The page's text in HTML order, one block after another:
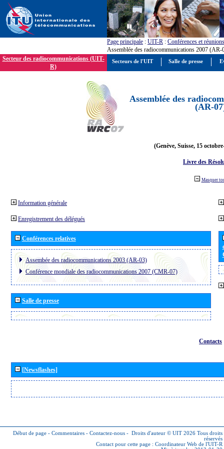
Page principale : UIT-R : Conférences et réunions
Assemblée des radiocommunications 2007 (AR-
Secteur des radiocommunications (UIT-
R)
Assemblée des
(AR-
(Genève, Suisse, 15
Livre des
Masquer
Information générale
Enregistrement des délégués
Conférences relatives
Assembée des radiocommunications 2003 (AR-03)
Conférence mondiale des radiocommunications 2007 (CMR-07)
Salle de presse
Contacts
[Newsflashes]
Début de page - Commentaires - Contactez-nous - Droits d'auteur © UIT 2026 Tous droits
réservés
Contact pour cette page : Coordinateur Web de l'UIT-R
Secteurs de l'UIT Salle de presse